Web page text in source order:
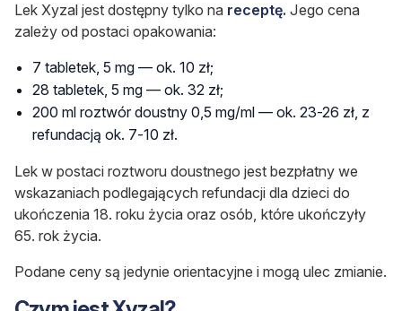
Lek Xyzal jest dostępny tylko na receptę. Jego cena
zależy od postaci opakowania:
7 tabletek, 5 mg — ok. 10 zł;
28 tabletek, 5 mg — ok. 32 zł;
200 ml roztwór doustny 0,5 mg/ml — ok. 23-26 zł, z
refundacją ok. 7-10 zł.
Lek w postaci roztworu doustnego jest bezpłatny we
wskazaniach podlegających refundacji dla dzieci do
ukończenia 18. roku życia oraz osób, które ukończyły
65. rok życia.
Podane ceny są jedynie orientacyjne i mogą ulec zmianie.